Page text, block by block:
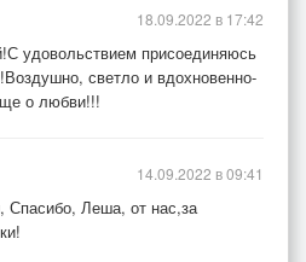
удовольствием присоединяюсь
светло и вдохновенно-
о любви!!!
18.09.2022 в 17:42
Спасибо, Леша, от нас,за
14.09.2022 в 09:41